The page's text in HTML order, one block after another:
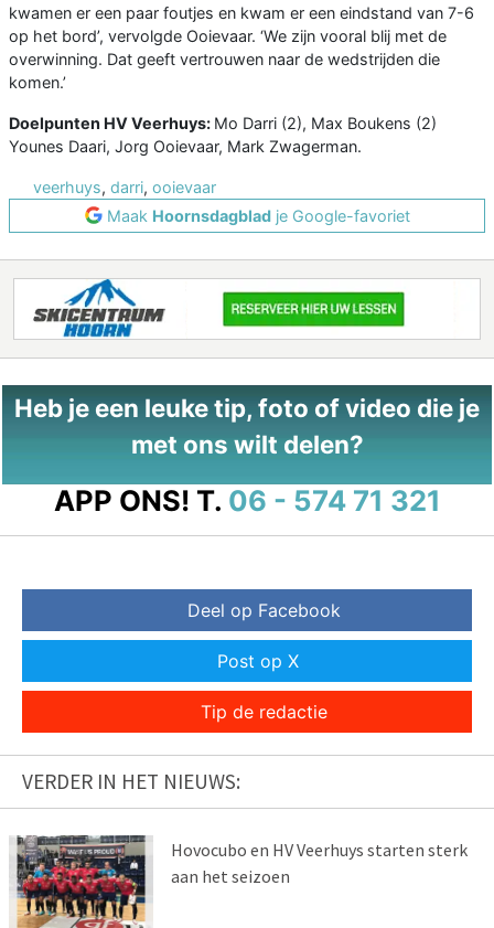
kwamen er een paar foutjes en kwam er een eindstand van 7-6
op het bord’, vervolgde Ooievaar. ‘We zijn vooral blij met de
overwinning. Dat geeft vertrouwen naar de wedstrijden die
komen.’
Doelpunten HV Veerhuys: Mo Darri (2), Max Boukens (2)
Younes Daari, Jorg Ooievaar, Mark Zwagerman.
veerhuys, darri, ooievaar
Maak Hoornsdagbladje Google-favoriet
Heb je een leuke tip, foto of video die je
met ons wilt delen?
APP ONS! T. 06 - 574 71 321
Deel op Facebook
Post op X
Tip de redactie
VERDER IN HET NIEUWS:
Hovocubo en HV Veerhuys starten sterk
aan het seizoen